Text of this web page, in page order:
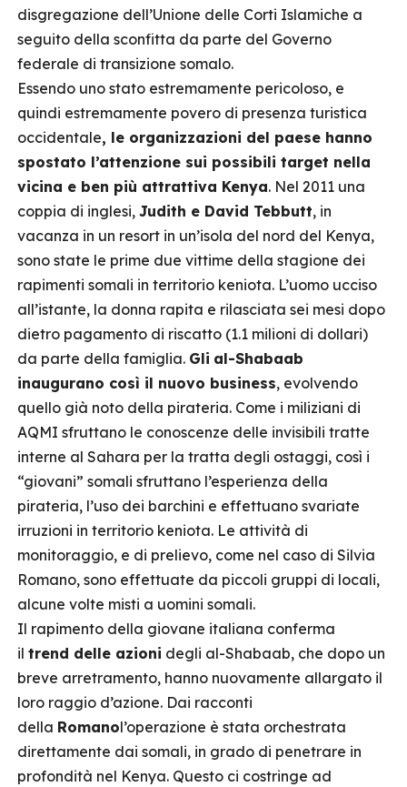
disgregazione dell’Unione delle Corti Islamiche a
seguito della sconfitta da parte del Governo
federale di transizione somalo.
Essendo uno stato estremamente pericoloso, e
quindi estremamente povero di presenza turistica
occidentale, le organizzazioni del paese hanno
spostato l’attenzione sui possibili target nella
vicina e ben più attrattiva Kenya. Nel 2011 una
coppia di inglesi, Judith e David Tebbutt, in
vacanza in un resort in un’isola del nord del Kenya,
sono state le prime due vittime della stagione dei
rapimenti somali in territorio keniota. L’uomo ucciso
all’istante, la donna rapita e rilasciata sei mesi dopo
dietro pagamento di riscatto (1.1 milioni di dollari)
da parte della famiglia. Gli al-Shabaab
inaugurano così il nuovo business, evolvendo
quello già noto della pirateria. Come i miliziani di
AQMI sfruttano le conoscenze delle invisibili tratte
interne al Sahara per la tratta degli ostaggi, così i
“giovani” somali sfruttano l’esperienza della
pirateria, l’uso dei barchini e effettuano svariate
irruzioni in territorio keniota. Le attività di
monitoraggio, e di prelievo, come nel caso di Silvia
Romano, sono effettuate da piccoli gruppi di locali,
alcune volte misti a uomini somali.
Il rapimento della giovane italiana conferma
il trend delle azioni degli al-Shabaab, che dopo un
breve arretramento, hanno nuovamente allargato il
loro raggio d’azione. Dai racconti
della Romanol’operazione è stata orchestrata
direttamente dai somali, in grado di penetrare in
profondità nel Kenya. Questo ci costringe ad